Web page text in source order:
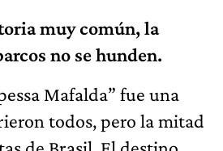
muy común, la
no se hunden.
Mafalda” fue una
todos, pero la mitad